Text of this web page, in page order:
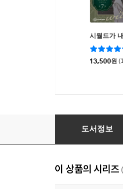
시월드가
13,500원
미스 펜들턴 1 일반
도서정보
이 상품의 시리즈